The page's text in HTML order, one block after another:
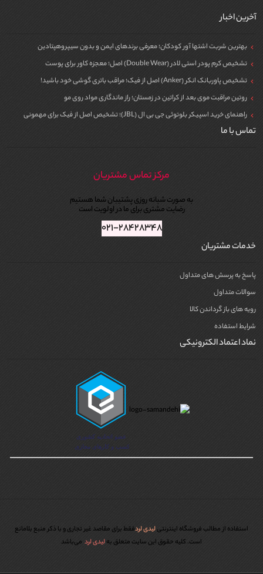
آخرین اخبار
بهترین شربت اشتها آور کودکان؛ معرفی برندهای ایمن و بدون سیپروهپتادین
تشخیص کرم پودر استی لادر (Double Wear) اصل؛ معجزه کاور برای پوست
تشخیص پاوربانک انکر (Anker) اصل از فیک؛ مراقب باتری گوشی خود باشید!
روتین مراقبت موی بعد از کراتین در زمستان؛ راز ماندگاری مواد روی مو
راهنمای خرید اسپیکر بلوتوثی جی بی ال (JBL)؛ تشخیص اصل از فیک برای مهمونی
تماس با ما
مرکز تماس مشتریان
به صورت شبانه روزی پشتیبان شما هستیم
رضایت مشتری برای ما در اولویت است
۰۲۱-۲۸۴۲۸۳۴۸
خدمات مشتریان
پاسخ به پرسش های متداول
سوالات متداول
رویه های باز گرداندن کالا
شرایط استفاده
نماد اعتماد الکترونیکی
استفاده از مطالب فروشگاه اینترنتیلیدی لردفقط برای مقاصد غیر تجاری و با ذکر منبع بلامانع
است. کليه حقوق اين سايت متعلق بهلیدی لرد می‌باشد